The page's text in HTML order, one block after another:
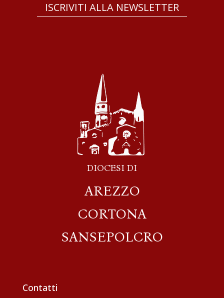
ISCRIVITI ALLA NEWSLETTER
DIOCESI DI
AREZZO
CORTONA
SANSEPOLCRO
Contatti